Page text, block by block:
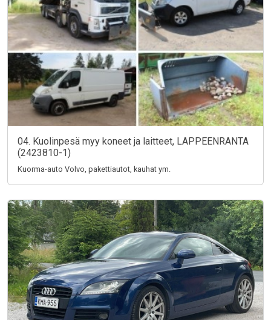
04. Kuolinpesä myy koneet ja laitteet, LAPPEENRANTA
(2423810-1)
Kuorma-auto Volvo, pakettiautot, kauhat ym.